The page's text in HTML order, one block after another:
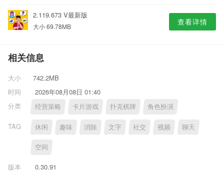
2.119.673 V最新版
大小 69.78MB 查看详情
相关信息
大小
742.2MB
时间
2026年08月08日 01:40
分类
经营策略 卡片游戏 扑克棋牌 角色扮演
TAG 休闲 趣味 消除 文字 社交 视频 聊天
空间
版本
0.30.91